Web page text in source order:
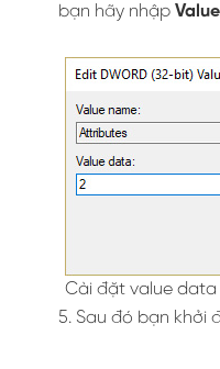
bạn hãy nhập
Cài đặt value
5. Sau đó bạn khởi